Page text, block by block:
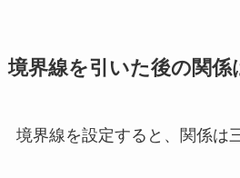
境界線を引いた後の関
境界線を設定すると、関係は